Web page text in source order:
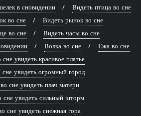
в сновидении
Видеть птица во сне
во сне
Видеть рынок во сне
во сне
Видеть часы во сне
Волка во сне
Ежа во сне
сне увидеть красивое платье
сне увидеть огромный город
сне увидеть плач матери
сне увидеть сильный шторм
сне увидеть снежная гора